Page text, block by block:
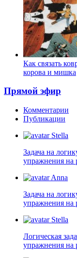
Как связать
корова и мишка
Прямой эфир
Комментарии
Публикации
Stella
Задача на
упражнения на
Anna
Задача на
упражнения на
Stella
Логическая
упражнения на